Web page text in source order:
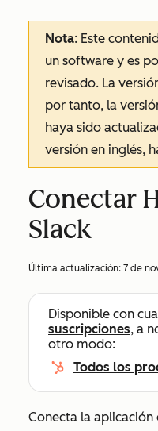
Nota: Este
un software y es
revisado. La
por tanto, la
haya sido
versión en inglés,
Conectar
Slack
Última actualización: 7 de
Disponible con
suscripciones, a
otro modo:
Todos los
Conecta la aplicación